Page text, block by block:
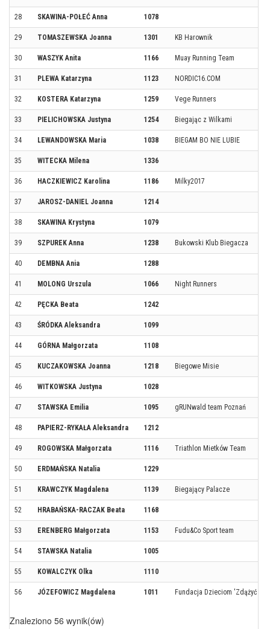
28 SKAWINA-POŁEĆ Anna 1078
29 TOMASZEWSKA Joanna 1301 KB Harownik
30 WASZYK Anita 1166 Muay Running Team
31 PLEWA Katarzyna 1123 NORDIC16.COM
32 KOSTERA Katarzyna 1259 Vege Runners
33 PIELICHOWSKA Justyna 1254 Biegając z Wilkami
34 LEWANDOWSKA Maria 1038 BIEGAM BO NIE LUBIE
35 WITECKA Milena 1336
36 HACZKIEWICZ Karolina 1186 Milky2017
37 JAROSZ-DANIEL Joanna 1214
38 SKAWINA Krystyna 1079
39 SZPUREK Anna 1238 Bukowski Klub Biegacza
40 DEMBNA Ania 1288
41 MOLONG Urszula 1066 Night Runners
42 PĘCKA Beata 1242
43 ŚRÓDKA Aleksandra 1099
44 GÓRNA Małgorzata 1108
45 KUCZAKOWSKA Joanna 1218 Biegowe Misie
46 WITKOWSKA Justyna 1028
47 STAWSKA Emilia 1095 gRUNwald team Poznań
48 PAPIERZ-RYKAŁA Aleksandra 1212
49 ROGOWSKA Małgorzata 1116 Triathlon Mietków Team
50 ERDMAŃSKA Natalia 1229
51 KRAWCZYK Magdalena 1139 Biegający Palacze
52 HRABAŃSKA-RACZAK Beata 1168
53 ERENBERG Małgorzata 1153 Fudu&Co Sport team
54 STAWSKA Natalia 1005
55 KOWALCZYK Olka 1110
56 JÓZEFOWICZ Magdalena 1011 Fundacja Dzieciom 'Zdążyć z
Znaleziono 56 wynik(ów)